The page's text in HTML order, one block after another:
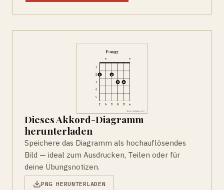
Dieses Akkord-Diagramm
herunterladen
Speichere das Diagramm als hochauflösendes
Bild — ideal zum Ausdrucken, Teilen oder für
deine Übungsnotizen.
PNG HERUNTERLADEN